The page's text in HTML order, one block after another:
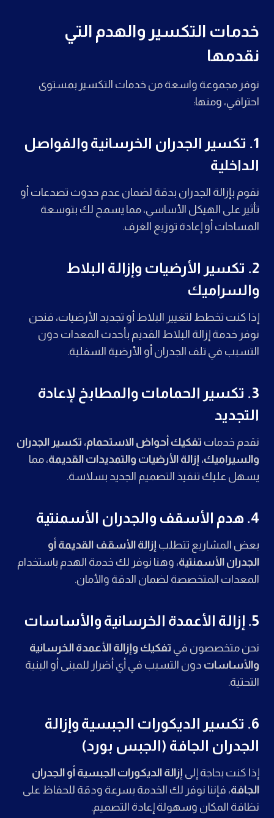
خدمات التكسير والهدم التي
نقدمها
نوفر مجموعة واسعة من خدمات التكسير بمستوى
احترافي، ومنها:
1. تكسير الجدران الخرسانية والفواصل
الداخلية
نقوم بإزالة الجدران بدقة لضمان عدم حدوث تصدعات أو
تأثير على الهيكل الأساسي، مما يسمح لك بتوسعة
المساحات أو إعادة توزيع الغرف.
2. تكسير الأرضيات وإزالة البلاط
والسراميك
إذا كنت تخطط لتغيير البلاط أو تجديد الأرضيات، فنحن
نوفر خدمة إزالة البلاط القديم بأحدث المعدات دون
التسبب في تلف الجدران أو الأرضية السفلية.
3. تكسير الحمامات والمطابخ لإعادة
التجديد
نقدم خدمات تفكيك أحواض الاستحمام، تكسير الجدران
والسيراميك، إزالة الأرضيات والتمديدات القديمة، مما
يسهل عليك تنفيذ التصميم الجديد بسلاسة.
4. هدم الأسقف والجدران الأسمنتية
بعض المشاريع تتطلب إزالة الأسقف القديمة أو
الجدران الأسمنتية، وهنا نوفر لك خدمة الهدم باستخدام
المعدات المتخصصة لضمان الدقة والأمان.
5. إزالة الأعمدة الخرسانية والأساسات
نحن متخصصون في تفكيك وإزالة الأعمدة الخرسانية
والأساسات دون التسبب في أي أضرار للمبنى أو البنية
التحتية.
6. تكسير الديكورات الجبسية وإزالة
الجدران الجافة (الجبس بورد)
إذا كنت بحاجة إلى إزالة الديكورات الجبسية أو الجدران
الجافة، فإننا نوفر لك الخدمة بسرعة ودقة للحفاظ على
نظافة المكان وسهولة إعادة التصميم.